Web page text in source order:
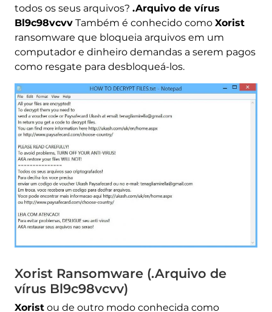
todos os seus arquivos? .Arquivo de vírus
Bl9c98vcvvTambém é conhecido como Xorist
ransomware que bloqueia arquivos em um
computador e dinheiro demandas a serem pagos
como resgate para desbloqueá-los.
Xorist Ransomware (.Arquivo de
vírus Bl9c98vcvv)
Xoristou de outro modo conhecida como